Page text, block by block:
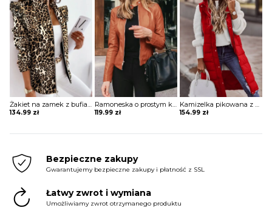
Żakiet na zamek z bufiastymi rękawami i stójką
134.99 zł
Ramoneska o prostym kroju
119.99 zł
Kamizelka pikowana z kapturem długa
154.99 zł
Bezpieczne zakupy
Gwarantujemy bezpieczne zakupy i płatność z SSL
Łatwy zwrot i wymiana
Umożliwiamy zwrot otrzymanego produktu